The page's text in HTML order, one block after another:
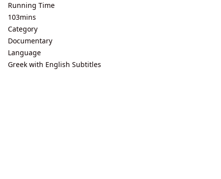
Running Time
103mins
Category
Documentary
Language
Greek with English Subtitles